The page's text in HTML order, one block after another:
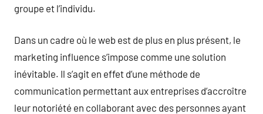
groupe et l’individu.
Dans un cadre où le web est de plus en plus présent, le
marketing influence s’impose comme une solution
inévitable. Il s’agit en effet d’une méthode de
communication permettant aux entreprises d’accroître
leur notoriété en collaborant avec des personnes ayant